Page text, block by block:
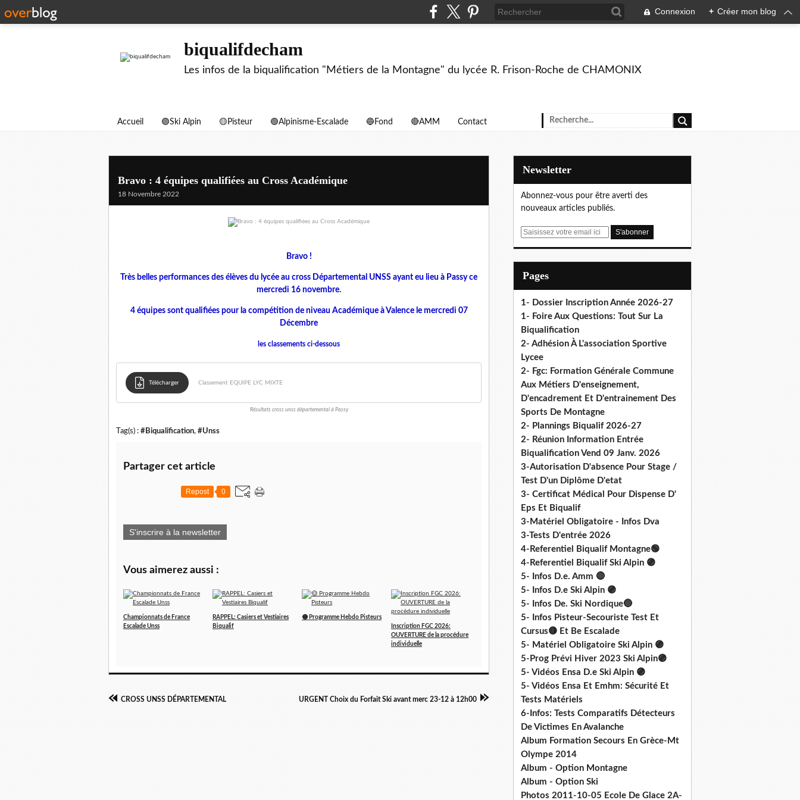
Connexion + Créer mon blog
biqualifdecham
Les infos de la biqualification "Métiers de la Montagne" du lycée R. Frison-Roche de CHAMONIX
Accueil 🟣Ski Alpin 🟡Pisteur 🟢Alpinisme-Escalade 🔵Fond 🔴AMM Contact
Bravo : 4 équipes qualifiées au Cross Académique
18 Novembre 2022
Bravo !
Très belles performances des élèves du lycée au cross Départemental UNSS ayant eu lieu à Passy ce
mercredi 16 novembre.
4 équipes sont qualifiées pour la compétition de niveau Académique à Valence le mercredi 07
Décembre
les classements ci-dessous
Télécharger Classement EQUIPE LYC MIXTE
Résultats cross unss départemental à Passy
Tag(s) : #Biqualification, #Unss
Partager cet article
Repost 0
S'inscrire à la newsletter
Vous aimerez aussi :
Championnats de France
Escalade Unss
RAPPEL: Casiers et Vestiaires
Biqualif
🟡 Programme Hebdo Pisteurs
Inscription FGC 2026:
OUVERTURE de la procédure
individuelle
CROSS UNSS DÉPARTEMENTAL URGENT Choix du Forfait Ski avant merc 23-12 à 12h00
Newsletter
Abonnez-vous pour être averti des
nouveaux articles publiés.
E
Pages
1- Dossier Inscription Année 2026-27
1- Foire Aux Questions: Tout Sur La
Biqualification
2- Adhésion À L'association Sportive
Lycee
2- Fgc: Formation Générale Commune
Aux Métiers D'enseignement,
D'encadrement Et D'entrainement Des
Sports De Montagne
2- Plannings Biqualif 2026-27
2- Réunion Information Entrée
Biqualification Vend 09 Janv. 2026
3-Autorisation D'absence Pour Stage /
Test D'un Diplôme D'etat
3- Certificat Médical Pour Dispense D'
Eps Et Biqualif
3-Matériel Obligatoire - Infos Dva
3-Tests D'entrée 2026
4-Referentiel Biqualif Montagne🟢
4-Referentiel Biqualif Ski Alpin 🟣
5- Infos D.e. Amm 🔴
5- Infos D.e Ski Alpin 🟣
5- Infos De. Ski Nordique🔵
5- Infos Pisteur-Secouriste Test Et
Cursus🟡 Et Be Escalade
5- Matériel Obligatoire Ski Alpin 🟣
5-Prog Prévi Hiver 2023 Ski Alpin🟣
5- Vidéos Ensa D.e Ski Alpin 🟣
5- Vidéos Ensa Et Emhm: Sécurité Et
Tests Matériels
6-Infos: Tests Comparatifs Détecteurs
De Victimes En Avalanche
Album Formation Secours En Grèce-Mt
Olympe 2014
Album - Option Montagne
Album - Option Ski
Photos 2011-10-05 Ecole De Glace 2A-